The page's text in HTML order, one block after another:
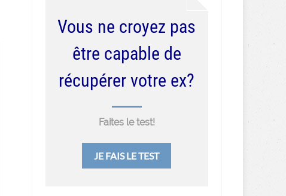
Vous ne croyez pas
être capable de
récupérer votre ex?
Faites le test!
JE FAIS LE TEST